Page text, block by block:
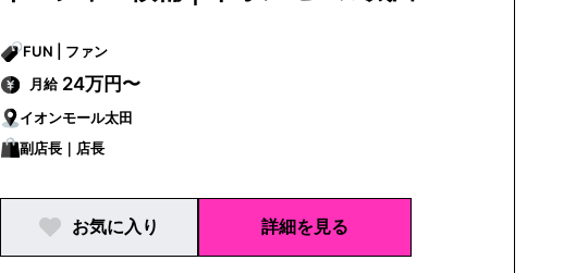
FUN | ファン
月給 24万円〜
イオンモール太田
副店長｜店長
お気に入り 詳細を見る